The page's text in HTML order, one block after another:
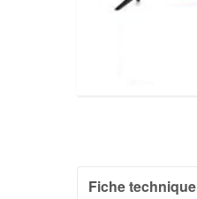
Fiche technique